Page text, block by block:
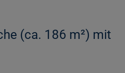
(ca. 186 m²) mit